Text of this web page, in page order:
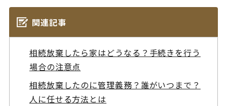
関連記事
相続放棄したら家はどうなる？手続きを行う
場合の注意点
相続放棄したのに管理義務？誰がいつまで？
人に任せる方法とは